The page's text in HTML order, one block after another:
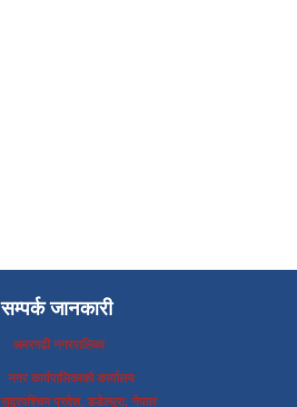
सम्पर्क जानकारी
अमरगढी नगरपालिका
नगर कार्यपालिकाको कार्यालय
सुदुरपश्चिम प्रदेश, डडेल्धुरा, नेपाल